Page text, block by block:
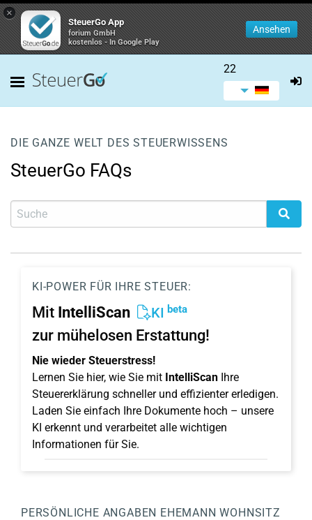
×
SteuerGo App
forium GmbH
kostenlos - In Google Play
Ansehen
22
DIE GANZE WELT DES STEUERWISSENS
SteuerGo FAQs
KI-POWER FÜR IHRE STEUER:
Mit IntelliScan KI beta
zur mühelosen Erstattung!
Nie wieder Steuerstress!
Lernen Sie hier, wie Sie mit IntelliScan Ihre
Steuererklärung schneller und effizienter erledigen.
Laden Sie einfach Ihre Dokumente hoch – unsere
KI erkennt und verarbeitet alle wichtigen
Informationen für Sie.
PERSÖNLICHE ANGABEN EHEMANN WOHNSITZ